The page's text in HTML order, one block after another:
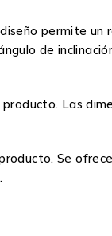
permite
de
Las
Se